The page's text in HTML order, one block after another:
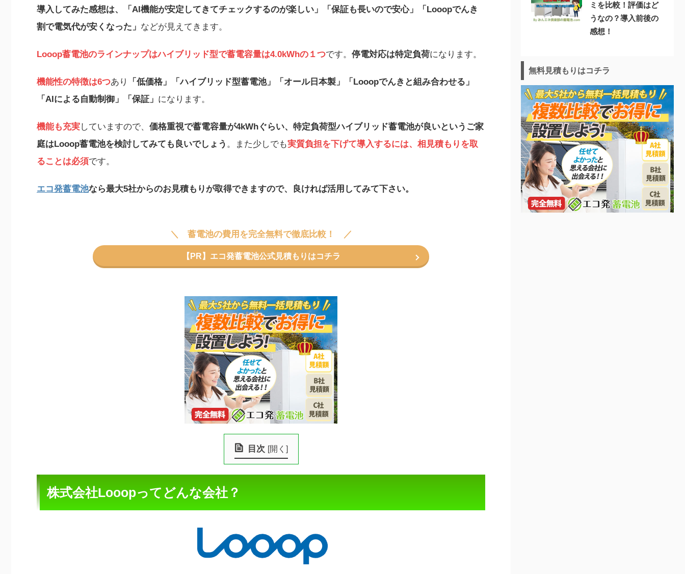
導入してみた感想は、
「AI機能が安定してきてチェックするのが楽しい」「保証も長いので安心」「Looopでんき
割で電気代が安くなった」 などが見えてきます。
Looop蓄電池のラインナップはハイブリッド型で蓄電容量は4.0kWhの１つです。 停電対応は特定負荷になります。
機能性の特徴は6つあり
「低価格」「ハイブリッド型蓄電池」「オール日本製」「Looopでんきと組み合わせる」
「AIによる自動制御」「保証」 になります。
機能も充実していますので、 価格重視で蓄電容量が4kWhぐらい、特定負荷型ハイブリッド蓄電池が良いというご家
庭はLooop蓄電池を検討してみても良いでしょう 。また少しでも実質負担を下げて導入するには、相見積もりを取
ることは必須です。
エコ発蓄電池なら最大5社からのお見積もりが取得できますので、良ければ活用してみて下さい。
蓄電池の費用を完全無料で徹底比較！
【PR】エコ発蓄電池公式見積もりはコチラ
目次 [開く ]
株式会社Looopってどんな会社？
ミを比較！評価はど
うなの？導入前後の
感想！
無料見積もりはコチラ